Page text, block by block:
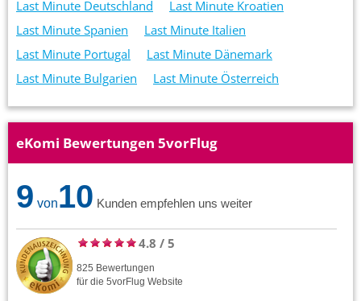
Last Minute Deutschland
Last Minute Kroatien
Last Minute Spanien
Last Minute Italien
Last Minute Portugal
Last Minute Dänemark
Last Minute Bulgarien
Last Minute Österreich
eKomi Bewertungen 5vorFlug
9 von10 Kunden empfehlen uns weiter
4.8 / 5
825 Bewertungen
für die 5vorFlug Website